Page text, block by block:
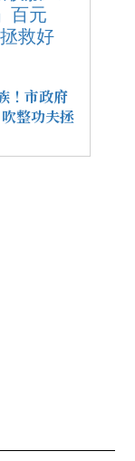
！市政府
整功夫拯